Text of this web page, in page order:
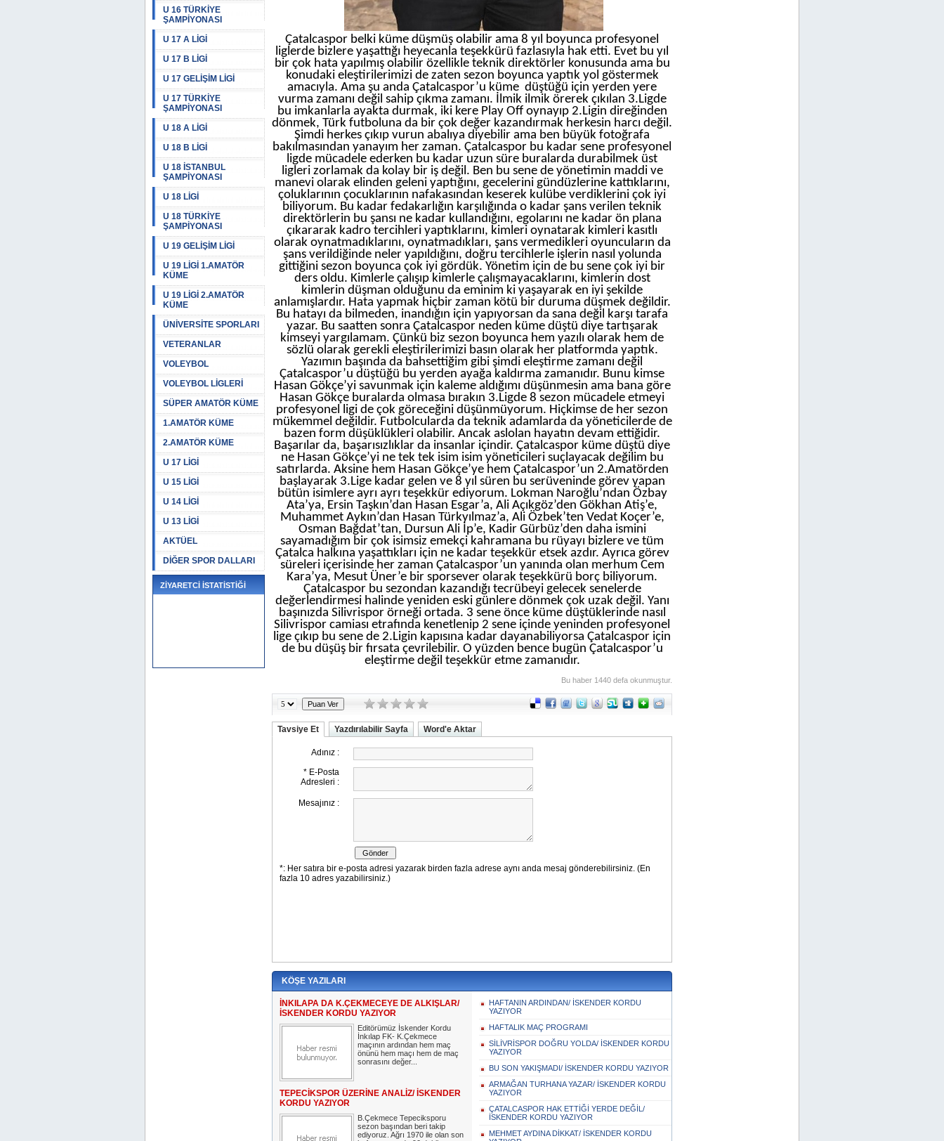
U 16 TÜRKİYE
ŞAMPİYONASI
U 17 A LİGİ
U 17 B LİGİ
U 17 GELİŞİM LİGİ
U 17 TÜRKİYE
ŞAMPİYONASI
U 18 A LİGİ
U 18 B LİGİ
U 18 İSTANBUL
ŞAMPİYONASI
U 18 LİGİ
U 18 TÜRKİYE
ŞAMPİYONASI
U 19 GELİŞİM LİGİ
U 19 LİGİ 1.AMATÖR
KÜME
U 19 LİGİ 2.AMATÖR
KÜME
ÜNİVERSİTE SPORLARI
VETERANLAR
VOLEYBOL
VOLEYBOL LİGLERİ
SÜPER AMATÖR KÜME
1.AMATÖR KÜME
2.AMATÖR KÜME
U 17 LİGİ
U 15 LİGİ
U 14 LİGİ
U 13 LİGİ
AKTÜEL
DİĞER SPOR DALLARI
ZİYARETCİ İSTATİSTİĞİ
Çatalcaspor belki küme düşmüş olabilir ama 8 yıl boyunca profesyonel
liglerde bizlere yaşattığı heyecanla teşekkürü fazlasıyla hak etti. Evet bu yıl
bir çok hata yapılmış olabilir özellikle teknik direktörler konusunda ama bu
konudaki eleştirilerimizi de zaten sezon boyunca yaptık yol göstermek
amacıyla. Ama şu anda Çatalcaspor’u küme düştüğü için yerden yere
vurma zamanı değil sahip çıkma zamanı. İlmik ilmik örerek çıkılan 3.Ligde
bu imkanlarla ayakta durmak, iki kere Play Off oynayıp 2.Ligin direğinden
dönmek, Türk futboluna da bir çok değer kazandırmak herkesin harcı değil.
Şimdi herkes çıkıp vurun abalıya diyebilir ama ben büyük fotoğrafa
bakılmasından yanayım her zaman. Çatalcaspor bu kadar sene profesyonel
ligde mücadele ederken bu kadar uzun süre buralarda durabilmek üst
ligleri zorlamak da kolay bir iş değil. Ben bu sene de yönetimin maddi ve
manevi olarak elinden geleni yaptığını, gecelerini gündüzlerine kattıklarını,
çoluklarının çocuklarının nafakasından keserek kulübe verdiklerini çok iyi
biliyorum. Bu kadar fedakarlığın karşılığında o kadar şans verilen teknik
direktörlerin bu şansı ne kadar kullandığını, egolarını ne kadar ön plana
çıkararak kadro tercihleri yaptıklarını, kimleri oynatarak kimleri kasıtlı
olarak oynatmadıklarını, oynatmadıkları, şans vermedikleri oyuncuların da
şans verildiğinde neler yapıldığını, doğru tercihlerle işlerin nasıl yolunda
gittiğini sezon boyunca çok iyi gördük. Yönetim için de bu sene çok iyi bir
ders oldu. Kimlerle çalışıp kimlerle çalışmayacaklarını, kimlerin dost
kimlerin düşman olduğunu da eminim ki yaşayarak en iyi şekilde
anlamışlardır. Hata yapmak hiçbir zaman kötü bir duruma düşmek değildir.
Bu hatayı da bilmeden, inandığın için yapıyorsan da sana değil karşı tarafa
yazar. Bu saatten sonra Çatalcaspor neden küme düştü diye tartışarak
kimseyi yargılamam. Çünkü biz sezon boyunca hem yazılı olarak hem de
sözlü olarak gerekli eleştirilerimizi basın olarak her platformda yaptık.
Yazımın başında da bahsettiğim gibi şimdi eleştirme zamanı değil
Çatalcaspor’u düştüğü bu yerden ayağa kaldırma zamanıdır. Bunu kimse
Hasan Gökçe’yi savunmak için kaleme aldığımı düşünmesin ama bana göre
Hasan Gökçe buralarda olmasa bırakın 3.Ligde 8 sezon mücadele etmeyi
profesyonel ligi de çok göreceğini düşünmüyorum. Hiçkimse de her sezon
mükemmel değildir. Futbolcularda da teknik adamlarda da yöneticilerde de
bazen form düşüklükleri olabilir. Ancak aslolan hayatın devam ettiğidir.
Başarılar da, başarısızlıklar da insanlar içindir. Çatalcaspor küme düştü diye
ne Hasan Gökçe’yi ne tek tek isim isim yöneticileri suçlayacak değilim bu
satırlarda. Aksine hem Hasan Gökçe’ye hem Çatalcaspor’un 2.Amatörden
başlayarak 3.Lige kadar gelen ve 8 yıl süren bu serüveninde görev yapan
bütün isimlere ayrı ayrı teşekkür ediyorum. Lokman Naroğlu’ndan Özbay
Ata’ya, Ersin Taşkın’dan Hasan Esgar’a, Ali Açıkgöz’den Gökhan Atiş’e,
Muhammet Aykın’dan Hasan Türkyılmaz’a, Ali Özbek’ten Vedat Koçer’e,
Osman Bağdat’tan, Dursun Ali İp’e, Kadir Gürbüz’den daha ismini
sayamadığım bir çok isimsiz emekçi kahramana bu rüyayı bizlere ve tüm
Çatalca halkına yaşattıkları için ne kadar teşekkür etsek azdır. Ayrıca görev
süreleri içerisinde her zaman Çatalcaspor’un yanında olan merhum Cem
Kara’ya, Mesut Üner’e bir sporsever olarak teşekkürü borç biliyorum.
Çatalcaspor bu sezondan kazandığı tecrübeyi gelecek senelerde
değerlendirmesi halinde yeniden eski günlere dönmek çok uzak değil. Yanı
başınızda Silivrispor örneği ortada. 3 sene önce küme düştüklerinde nasıl
Silivrispor camiası etrafında kenetlenip 2 sene içinde yeninden profesyonel
lige çıkıp bu sene de 2.Ligin kapısına kadar dayanabiliyorsa Çatalcaspor için
de bu düşüş bir fırsata çevrilebilir. O yüzden bence bugün Çatalcaspor’u
eleştirme değil teşekkür etme zamanıdır.
Bu haber 1440 defa okunmuştur.
Tavsiye Et Yazdırılabilir Sayfa Word'e Aktar
KÖŞE YAZILARI
İNKILAPA DA K.ÇEKMECEYE DE ALKIŞLAR/
İSKENDER KORDU YAZIYOR
Editörümüz İskender Kordu
İnkılap FK- K.Çekmece
maçının ardından hem maç
önünü hem maçı hem de maç
sonrasını değer...
TEPECİKSPOR ÜZERİNE ANALİZ/ İSKENDER
KORDU YAZIYOR
B.Çekmece Tepeciksporu
sezon başından beri takip
ediyoruz. Ağrı 1970 ile olan son
HAFTANIN ARDINDAN/ İSKENDER KORDU
YAZIYOR
HAFTALIK MAÇ PROGRAMI
SİLİVRİSPOR DOĞRU YOLDA/ İSKENDER KORDU
YAZIYOR
BU SON YAKIŞMADI/ İSKENDER KORDU YAZIYOR
ARMAĞAN TURHANA YAZAR/ İSKENDER KORDU
YAZIYOR
ÇATALCASPOR HAK ETTİĞİ YERDE DEĞİL/
İSKENDER KORDU YAZIYOR
MEHMET AYDINA DİKKAT/ İSKENDER KORDU